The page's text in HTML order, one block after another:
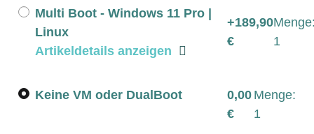
Multi Boot - Windows 11 Pro |
Linux
Artikeldetails anzeigen
+189,90
€
1
Keine VM oder DualBoot
0,00
€
Menge:
1